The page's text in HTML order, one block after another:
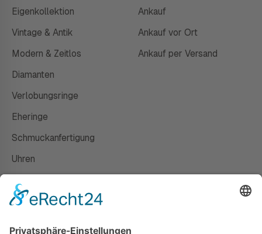
Eigenkollektion
Vintage & Antik
Modern & Zeitlos
Diamanten
Verlobungsringe
Eheringe
Schmuckanfertigung
Uhren
Ankauf
Ankauf vor Ort
Ankauf per Versand